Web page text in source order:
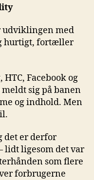
udviklingen med
hurtigt, fortæller
Facebook og
sig på banen
og indhold. Men
det er derfor
lidt ligesom det var
som flere
forbrugerne